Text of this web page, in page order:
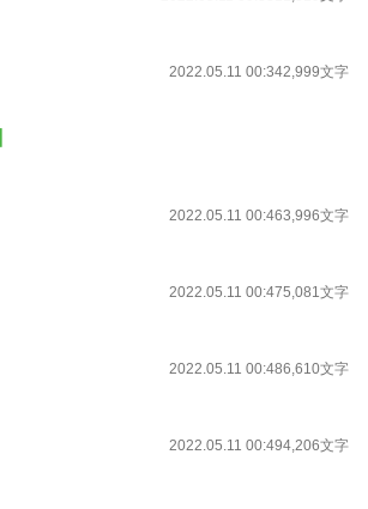
2022.05.11 00:342,999文字
2022.05.11 00:463,996文字
2022.05.11 00:475,081文字
2022.05.11 00:486,610文字
2022.05.11 00:494,206文字